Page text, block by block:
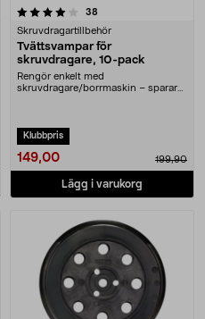
38
Skruvdragartillbehör
Tvättsvampar för
skruvdragare, 10-pack
Rengör enkelt med
skruvdragare/borrmaskin – sparar
Klubbpris
149,00 199,90
Lägg i varukorg